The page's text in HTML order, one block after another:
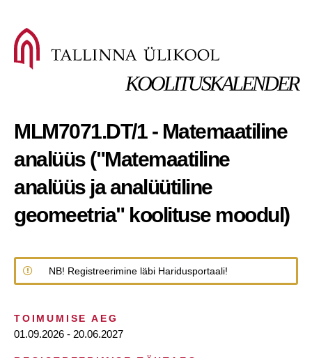
KOOLITUSKALENDER
MLM7071.DT/1 - Matemaatiline
analüüs ("Matemaatiline
analüüs ja analüütiline
geomeetria" koolituse moodul)
NB! Registreerimine läbi Haridusportaali!
TOIMUMISE AEG
01.09.2026 - 20.06.2027